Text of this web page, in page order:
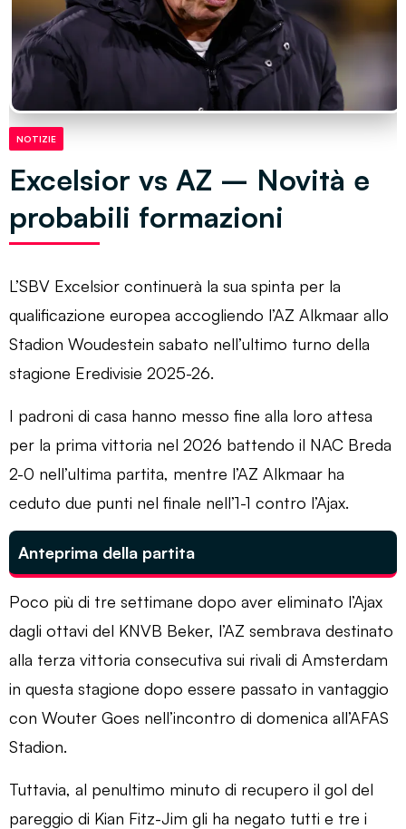
NOTIZIE
Excelsior vs AZ – Novità e
probabili formazioni
L’SBV Excelsior continuerà la sua spinta per la
qualificazione europea accogliendo l’AZ Alkmaar allo
Stadion Woudestein sabato nell’ultimo turno della
stagione Eredivisie 2025-26.
I padroni di casa hanno messo fine alla loro attesa
per la prima vittoria nel 2026 battendo il NAC Breda
2-0 nell’ultima partita, mentre l’AZ Alkmaar ha
ceduto due punti nel finale nell’1-1 contro l’Ajax.
Anteprima della partita
Poco più di tre settimane dopo aver eliminato l’Ajax
dagli ottavi del KNVB Beker, l’AZ sembrava destinato
alla terza vittoria consecutiva sui rivali di Amsterdam
in questa stagione dopo essere passato in vantaggio
con Wouter Goes nell’incontro di domenica all’AFAS
Stadion.
Tuttavia, al penultimo minuto di recupero il gol del
pareggio di Kian Fitz-Jim gli ha negato tutti e tre i